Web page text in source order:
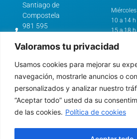
Valoramos tu privacidad
Usamos cookies para mejorar su
navegación, mostrarle anuncios o
personalizados y analizar nuestro
“Aceptar todo” usted da su
de las cookies. Política de cookies
Santiago de
Compostela
981 595
cstg@comc.es
de
Esteiro,
61.
15403 -
Ferrol
10 a 14 h
15 a 18 h
Horario de
A
Santiago
De lunes a